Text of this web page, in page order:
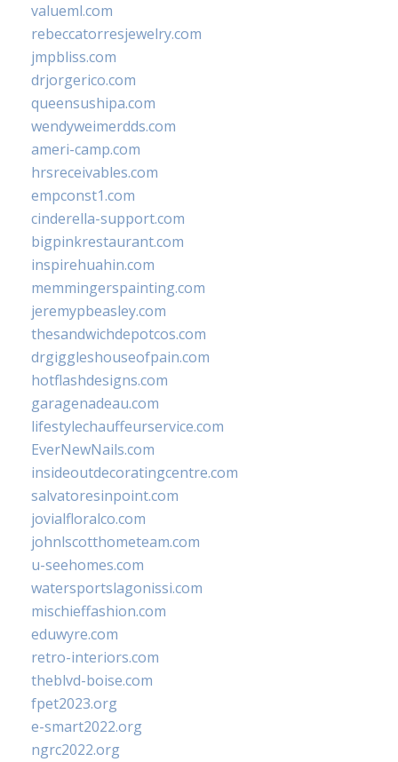
valueml.com
rebeccatorresjewelry.com
jmpbliss.com
drjorgerico.com
queensushipa.com
wendyweimerdds.com
ameri-camp.com
hrsreceivables.com
empconst1.com
cinderella-support.com
bigpinkrestaurant.com
inspirehuahin.com
memmingerspainting.com
jeremypbeasley.com
thesandwichdepotcos.com
drgiggleshouseofpain.com
hotflashdesigns.com
garagenadeau.com
lifestylechauffeurservice.com
EverNewNails.com
insideoutdecoratingcentre.com
salvatoresinpoint.com
jovialfloralco.com
johnlscotthometeam.com
u-seehomes.com
watersportslagonissi.com
mischieffashion.com
eduwyre.com
retro-interiors.com
theblvd-boise.com
fpet2023.org
e-smart2022.org
ngrc2022.org